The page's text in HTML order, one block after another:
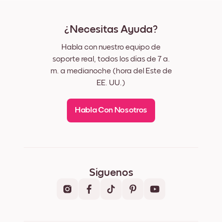
¿Necesitas Ayuda?
Habla con nuestro equipo de
soporte real, todos los días de 7 a.
m. a medianoche (hora del Este de
EE. UU.)
Habla Con Nosotros
Síguenos